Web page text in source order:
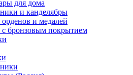
для дома
и канделябры
и медалей
с бронзовым покрытием